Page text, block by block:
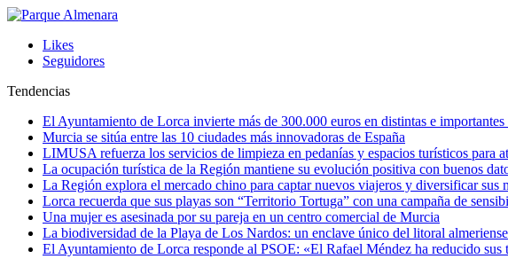
Likes
Seguidores
Tendencias
El Ayuntamiento de Lorca invierte más de 300.000 euros en distintas e
Murcia se sitúa entre las 10 ciudades más innovadoras de España
LIMUSA refuerza los servicios de limpieza en pedanías y espacios turísticos para
La ocupación turística de la Región mantiene su evolución positiva con buenos
La Región explora el mercado chino para captar nuevos viajeros y diversificar sus
Lorca recuerda que sus playas son “Territorio Tortuga” con una campaña de
Una mujer es asesinada por su pareja en un centro comercial de Murcia
La biodiversidad de la Playa de Los Nardos: un enclave único del litoral almeriense
El Ayuntamiento de Lorca responde al PSOE: «El Rafael Méndez ha reducido sus